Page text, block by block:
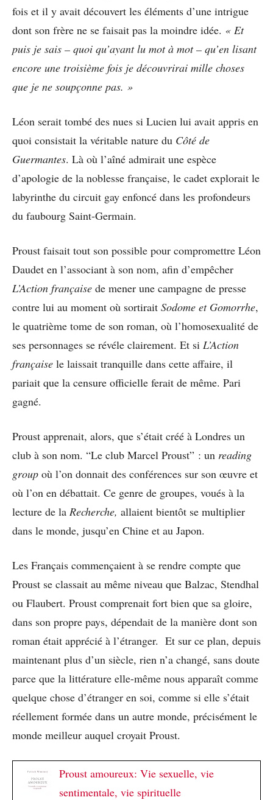
fois et il y avait découvert les éléments d’une intrigue
dont son frère ne se faisait pas la moindre idée. « Et
puis je sais – quoi qu’ayant lu mot à mot – qu’en lisant
encore une troisième fois je découvrirai mille choses
que je ne soupçonne pas. »
Léon serait tombé des nues si Lucien lui avait appris en
quoi consistait la véritable nature du Côté de
Guermantes. Là où l’aîné admirait une espèce
d’apologie de la noblesse française, le cadet explorait le
labyrinthe du circuit gay enfoncé dans les profondeurs
du faubourg Saint-Germain.
Proust faisait tout son possible pour compromettre Léon
Daudet en l’associant à son nom, afin d’empêcher
L’Action française de mener une campagne de presse
contre lui au moment où sortirait Sodome et Gomorrhe,
le quatrième tome de son roman, où l’homosexualité de
ses personnages se révéle clairement. Et si L’Action
française le laissait tranquille dans cette affaire, il
pariait que la censure officielle ferait de même. Pari
gagné.
Proust apprenait, alors, que s’était créé à Londres un
club à son nom. “Le club Marcel Proust” : un reading
group où l’on donnait des conférences sur son œuvre et
où l’on en débattait. Ce genre de groupes, voués à la
lecture de la Recherche, allaient bientôt se multiplier
dans le monde, jusqu’en Chine et au Japon.
Les Français commençaient à se rendre compte que
Proust se classait au même niveau que Balzac, Stendhal
ou Flaubert. Proust comprenait fort bien que sa gloire,
dans son propre pays, dépendait de la manière dont son
roman était apprécié à l’étranger. Et sur ce plan, depuis
maintenant plus d’un siècle, rien n’a changé, sans doute
parce que la littérature elle-même nous apparaît comme
quelque chose d’étranger en soi, comme si elle s’était
réellement formée dans un autre monde, précisément le
monde meilleur auquel croyait Proust.
Proust amoureux: Vie sexuelle, vie
sentimentale, vie spirituelle